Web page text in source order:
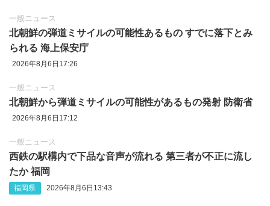
一般ニュース
北朝鮮の弾道ミサイルの可能性あるもの すでに落下とみ
られる 海上保安庁
2026年8月6日17:26
一般ニュース
北朝鮮から弾道ミサイルの可能性があるもの発射 防衛省
2026年8月6日17:12
一般ニュース
西鉄の駅構内で下品な音声が流れる 第三者が不正に流し
たか 福岡
福岡県 2026年8月6日13:43